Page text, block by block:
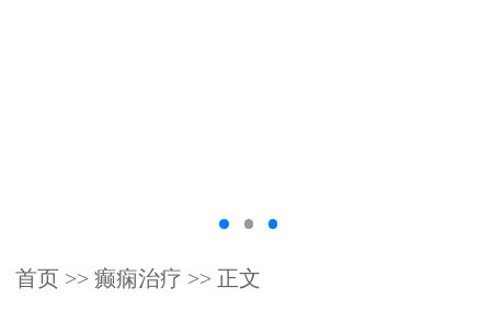
首页 >> 癫痫治疗 >> 正文